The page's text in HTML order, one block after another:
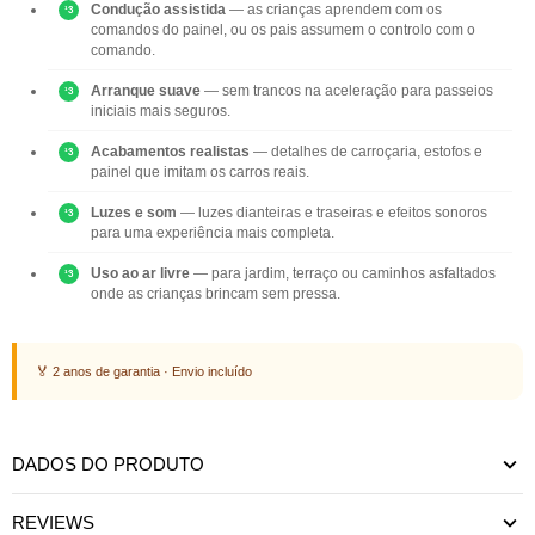
Condução assistida — as crianças aprendem com os
comandos do painel, ou os pais assumem o controlo com o
comando.
Arranque suave — sem trancos na aceleração para passeios
iniciais mais seguros.
Acabamentos realistas — detalhes de carroçaria, estofos e
painel que imitam os carros reais.
Luzes e som — luzes dianteiras e traseiras e efeitos sonoros
para uma experiência mais completa.
Uso ao ar livre — para jardim, terraço ou caminhos asfaltados
onde as crianças brincam sem pressa.
🏅 2 anos de garantia · Envio incluído
DADOS DO PRODUTO
REVIEWS